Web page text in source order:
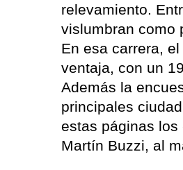
relevamiento.
vislumbran como
En esa carrera,
ventaja, con un
Además la
principales
estas páginas los
Martín Buzzi, al